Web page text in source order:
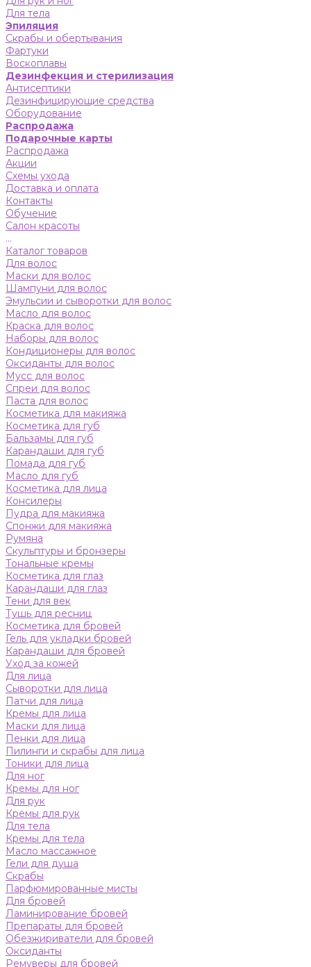
Для тела
Эпиляция
Скрабы и обертывания
Фартуки
Воскоплавы
Дезинфекция и стерилизация
Антисептики
Дезинфицирующие средства
Оборудование
Распродажа
Подарочные карты
Распродажа
Акции
Схемы ухода
Доставка и оплата
Контакты
Обучение
Салон красоты
...
Каталог товаров
Для волос
Маски для волос
Шампуни для волос
Эмульсии и сыворотки для волос
Масло для волос
Краска для волос
Наборы для волос
Кондиционеры для волос
Оксиданты для волос
Мусс для волос
Спреи для волос
Паста для волос
Косметика для макияжа
Косметика для губ
Бальзамы для губ
Карандаши для губ
Помада для губ
Масло для губ
Косметика для лица
Консилеры
Пудра для макияжа
Спонжи для макияжа
Румяна
Скульптуры и бронзеры
Тональные кремы
Косметика для глаз
Карандаши для глаз
Тени для век
Тушь для ресниц
Косметика для бровей
Гель для укладки бровей
Карандаши для бровей
Уход за кожей
Для лица
Сыворотки для лица
Патчи для лица
Кремы для лица
Маски для лица
Пенки для лица
Пилинги и скрабы для лица
Тоники для лица
Для ног
Кремы для ног
Для рук
Кремы для рук
Для тела
Кремы для тела
Масло массажное
Гели для душа
Скрабы
Парфюмированные мисты
Для бровей
Ламинирование бровей
Препараты для бровей
Обезжириватели для бровей
Оксиданты
Ремуверы для бровей